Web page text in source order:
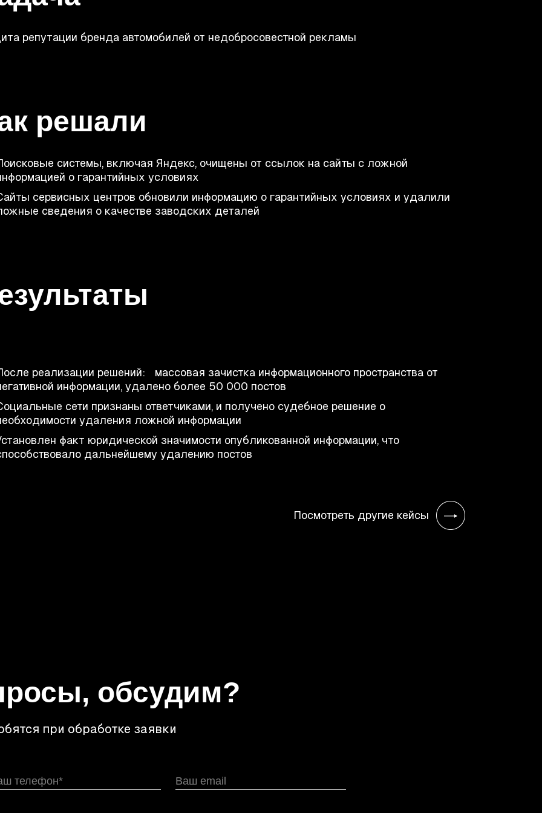
репутации бренда автомобилей от недобросовестной рекламы
решали
системы, включая Яндекс, очищены от ссылок на сайты с ложной
о гарантийных условиях
сервисных центров обновили информацию о гарантийных условиях и удалили
сведения о качестве заводских деталей
реализации решений: массовая зачистка информационного пространства от
информации, удалено более 50 000 постов
сети признаны ответчиками, и получено судебное решение о
удаления ложной информации
факт юридической значимости опубликованной информации, что
дальнейшему удалению постов
Посмотреть другие кейсы
обсудим?
при обработке заявки